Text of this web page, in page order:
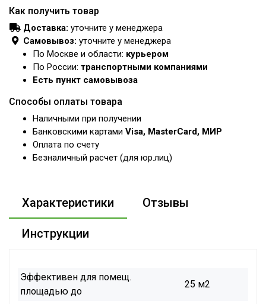
Как получить товар
Доставка: уточните у менеджера
Самовывоз: уточните у менеджера
По Москве и области: курьером
По России: транспортными компаниями
Есть пункт самовывоза
Способы оплаты товара
Наличными при получении
Банковскими картами Visa, MasterCard, МИР
Оплата по счету
Безналичный расчет (для юр.лиц)
Характеристики Отзывы
Инструкции
Эффективен для помещ.
площадью до
25 м2